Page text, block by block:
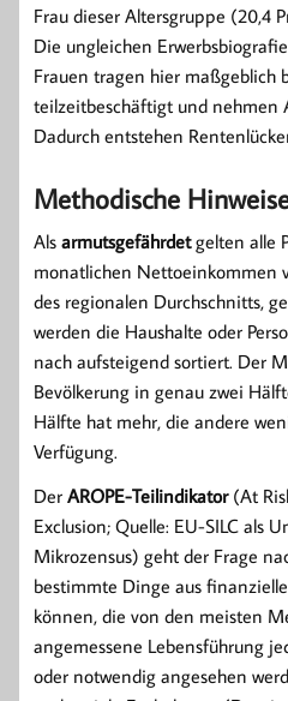
Frau dieser Altersgruppe (20,4
Die ungleichen
Frauen tragen hier maßgeblich
teilzeitbeschäftigt und nehmen
Dadurch entstehen
Methodische
Als armutsgefährdetgelten alle
monatlichen Nettoeinkommen
des regionalen Durchschnitts,
werden die Haushalte oder
nach aufsteigend sortiert. Der
Bevölkerung in genau zwei
Hälfte hat mehr, die andere
Verfügung.
Der AROPE-Teilindikator(At
Exclusion; Quelle: EU-SILC als
Mikrozensus) geht der Frage
bestimmte Dinge aus
können, die von den meisten
angemessene Lebensführung
oder notwendig angesehen